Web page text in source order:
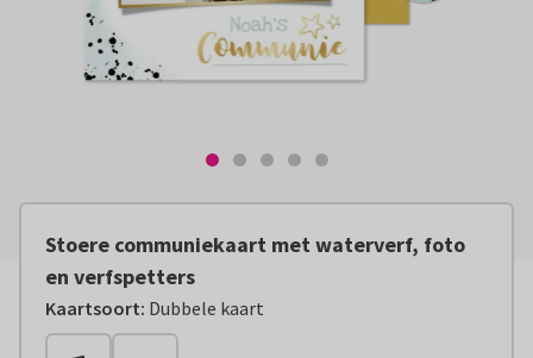
Stoere communiekaart met waterverf, foto
en verfspetters
Kaartsoort: Dubbele kaart